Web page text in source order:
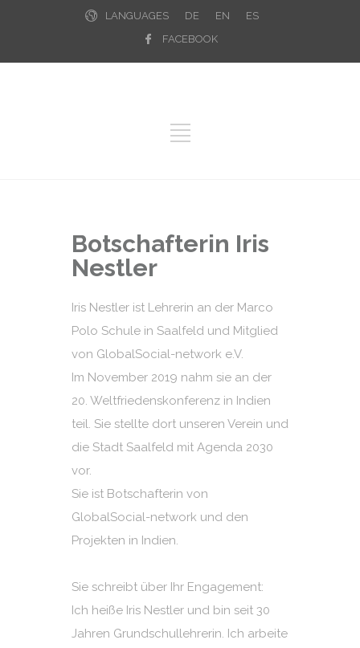
LANGUAGES DE EN
ES
FACEBOOK
Botschafterin Iris
Nestler
Iris Nestler ist Lehrerin an der Marco
Polo Schule in Saalfeld und Mitglied
von GlobalSocial-network e.V.
Im November 2019 nahm sie an der
20. Weltfriedenskonferenz in Indien
teil. Sie stellte dort unseren Verein und
die Stadt Saalfeld mit Agenda 2030
vor.
Sie ist Botschafterin von
GlobalSocial-network und den
Projekten in Indien.
Sie schreibt über Ihr Engagement:
Ich heiße Iris Nestler und bin seit 30
Jahren Grundschullehrerin. Ich arbeite